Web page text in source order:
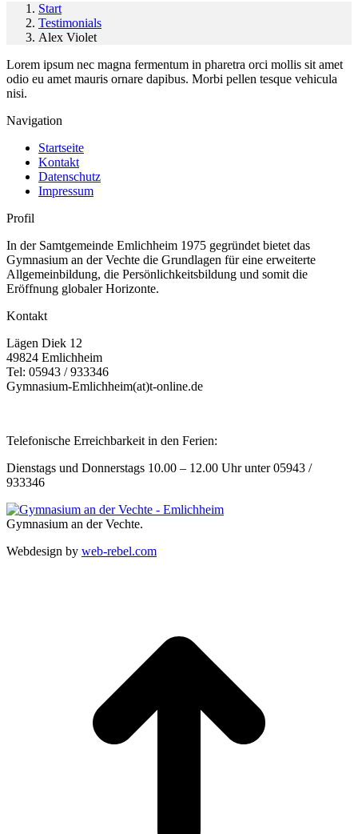
Start
Testimonials
Alex Violet
Lorem ipsum nec magna fermentum in pharetra orci mollis sit amet
odio eu amet mauris ornare dapibus. Morbi pellen tesque vehicula
nisi.
Navigation
Startseite
Kontakt
Datenschutz
Impressum
Profil
In der Samtgemeinde Emlichheim 1975 gegründet bietet das
Gymnasium an der Vechte die Grundlagen für eine erweiterte
Allgemeinbildung, die Persönlichkeitsbildung und somit die
Eröffnung globaler Horizonte.
Kontakt
Lägen Diek 12
49824 Emlichheim
Tel: 05943 / 933346
Gymnasium-Emlichheim(at)t-online.de
Telefonische Erreichbarkeit in den Ferien:
Dienstags und Donnerstags 10.00 – 12.00 Uhr unter 05943 /
933346
Gymnasium an der Vechte.
Webdesign by web-rebel.com